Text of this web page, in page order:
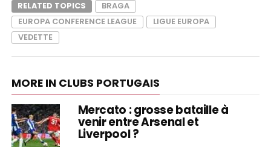
RELATED TOPICS
BRAGA
EUROPA CONFERENCE LEAGUE
LIGUE EUROPA
VEDETTE
MORE IN CLUBS PORTUGAIS
Mercato : grosse bataille à
venir entre Arsenal et
Liverpool ?